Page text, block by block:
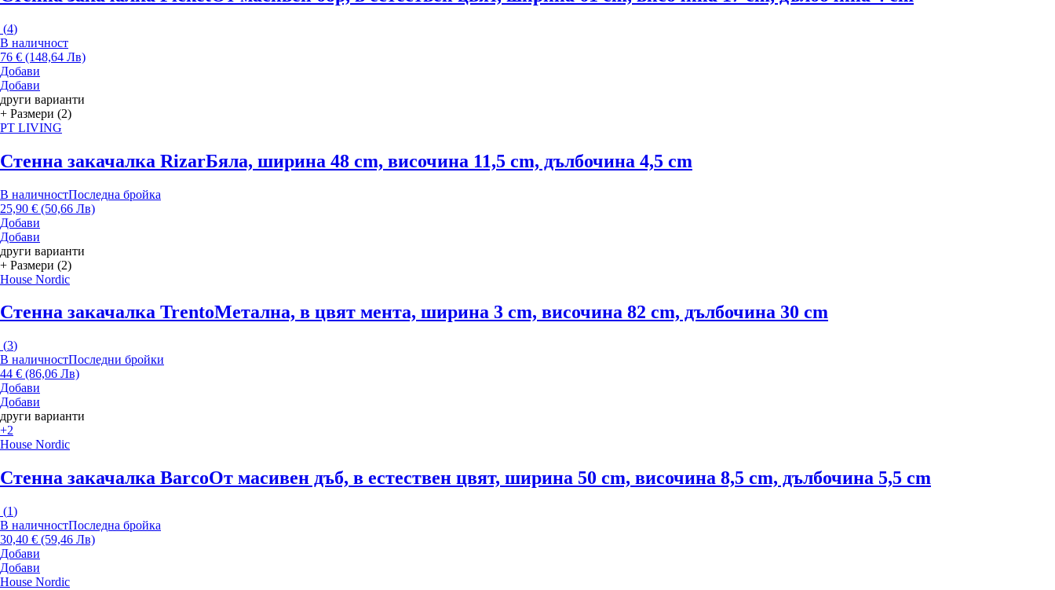
(4)
В наличност
76 € (148,64 Лв)
Добави
Добави
други варианти
+ Размери (2)
PT LIVING
Стенна закачалка RizarБяла, ширина 48 cm, височина 11,5 cm, дълбочина 4,5 cm
В наличностПоследна бройка
25,90 € (50,66 Лв)
Добави
Добави
други варианти
+ Размери (2)
House Nordic
Стенна закачалка TrentoМетална, в цвят мента, ширина 3 cm, височина 82 cm, дълбочина 30 cm
(3)
В наличностПоследни бройки
44 € (86,06 Лв)
Добави
Добави
други варианти
+2
House Nordic
Стенна закачалка BarcoОт масивен дъб, в естествен цвят, ширина 50 cm, височина 8,5 cm, дълбочина 5,5 cm
(1)
В наличностПоследна бройка
30,40 € (59,46 Лв)
Добави
Добави
House Nordic